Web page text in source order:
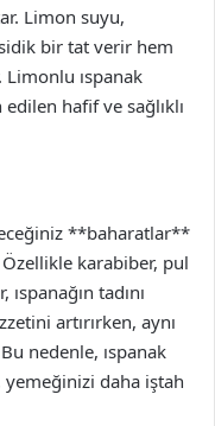
Limon suyu,
bir tat verir hem
Limonlu ıspanak
hafif ve sağlıklı
**baharatlar**
karabiber, pul
tadını
artırırken, aynı
nedenle, ıspanak
daha iştah